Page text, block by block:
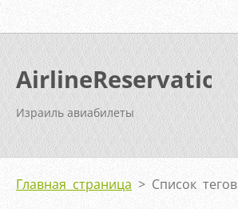
AirlineReservation
Израиль авиабилеты
Главная страница > Список тегов